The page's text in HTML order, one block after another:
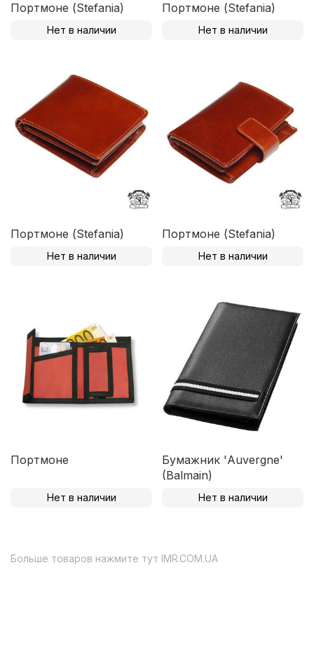
Портмоне (Stefania)
Нет в наличии
Портмоне (Stefania)
Нет в наличии
Портмоне (Stefania)
Нет в наличии
Портмоне (Stefania)
Нет в наличии
Портмоне
Нет в наличии
Бумажник 'Auvergne'
(Balmain)
Нет в наличии
Больше товаров нажмите тут IMR.COM.UA